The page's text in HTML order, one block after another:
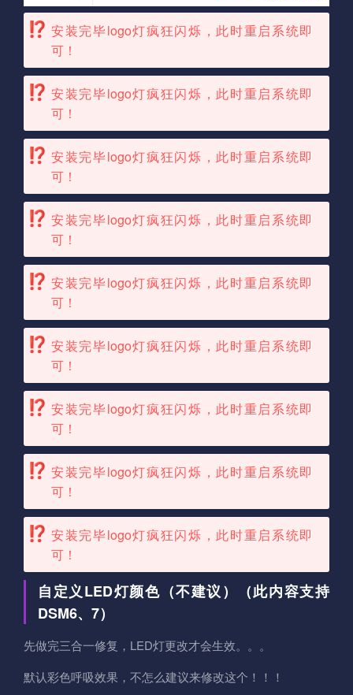
安装完毕logo灯疯狂闪烁，此时重启系统即
可！
安装完毕logo灯疯狂闪烁，此时重启系统即
可！
安装完毕logo灯疯狂闪烁，此时重启系统即
可！
安装完毕logo灯疯狂闪烁，此时重启系统即
可！
安装完毕logo灯疯狂闪烁，此时重启系统即
可！
安装完毕logo灯疯狂闪烁，此时重启系统即
可！
安装完毕logo灯疯狂闪烁，此时重启系统即
可！
安装完毕logo灯疯狂闪烁，此时重启系统即
可！
安装完毕logo灯疯狂闪烁，此时重启系统即
可！
自定义LED灯颜色（不建议）（此内容支持
DSM6、7）
先做完三合一修复，LED灯更改才会生效。。。
默认彩色呼吸效果，不怎么建议来修改这个！！！